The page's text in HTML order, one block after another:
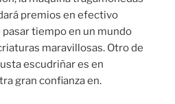
premios en efectivo
pasar tiempo en un mundo
maravillosas. Otro de
escudriñar es en
gran confianza en.